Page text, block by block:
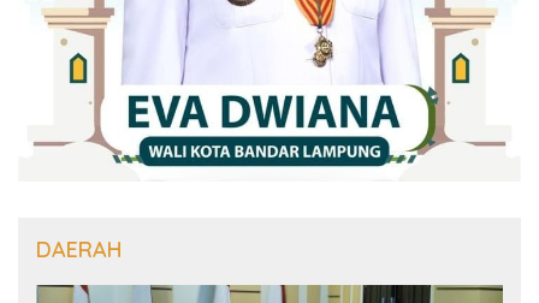
DAERAH